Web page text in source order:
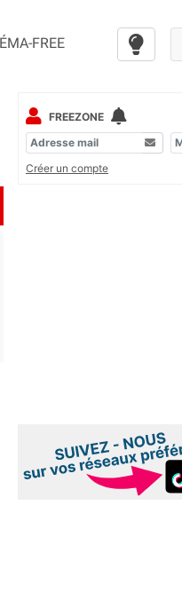
FREE
FREEZONE
Créer un compte